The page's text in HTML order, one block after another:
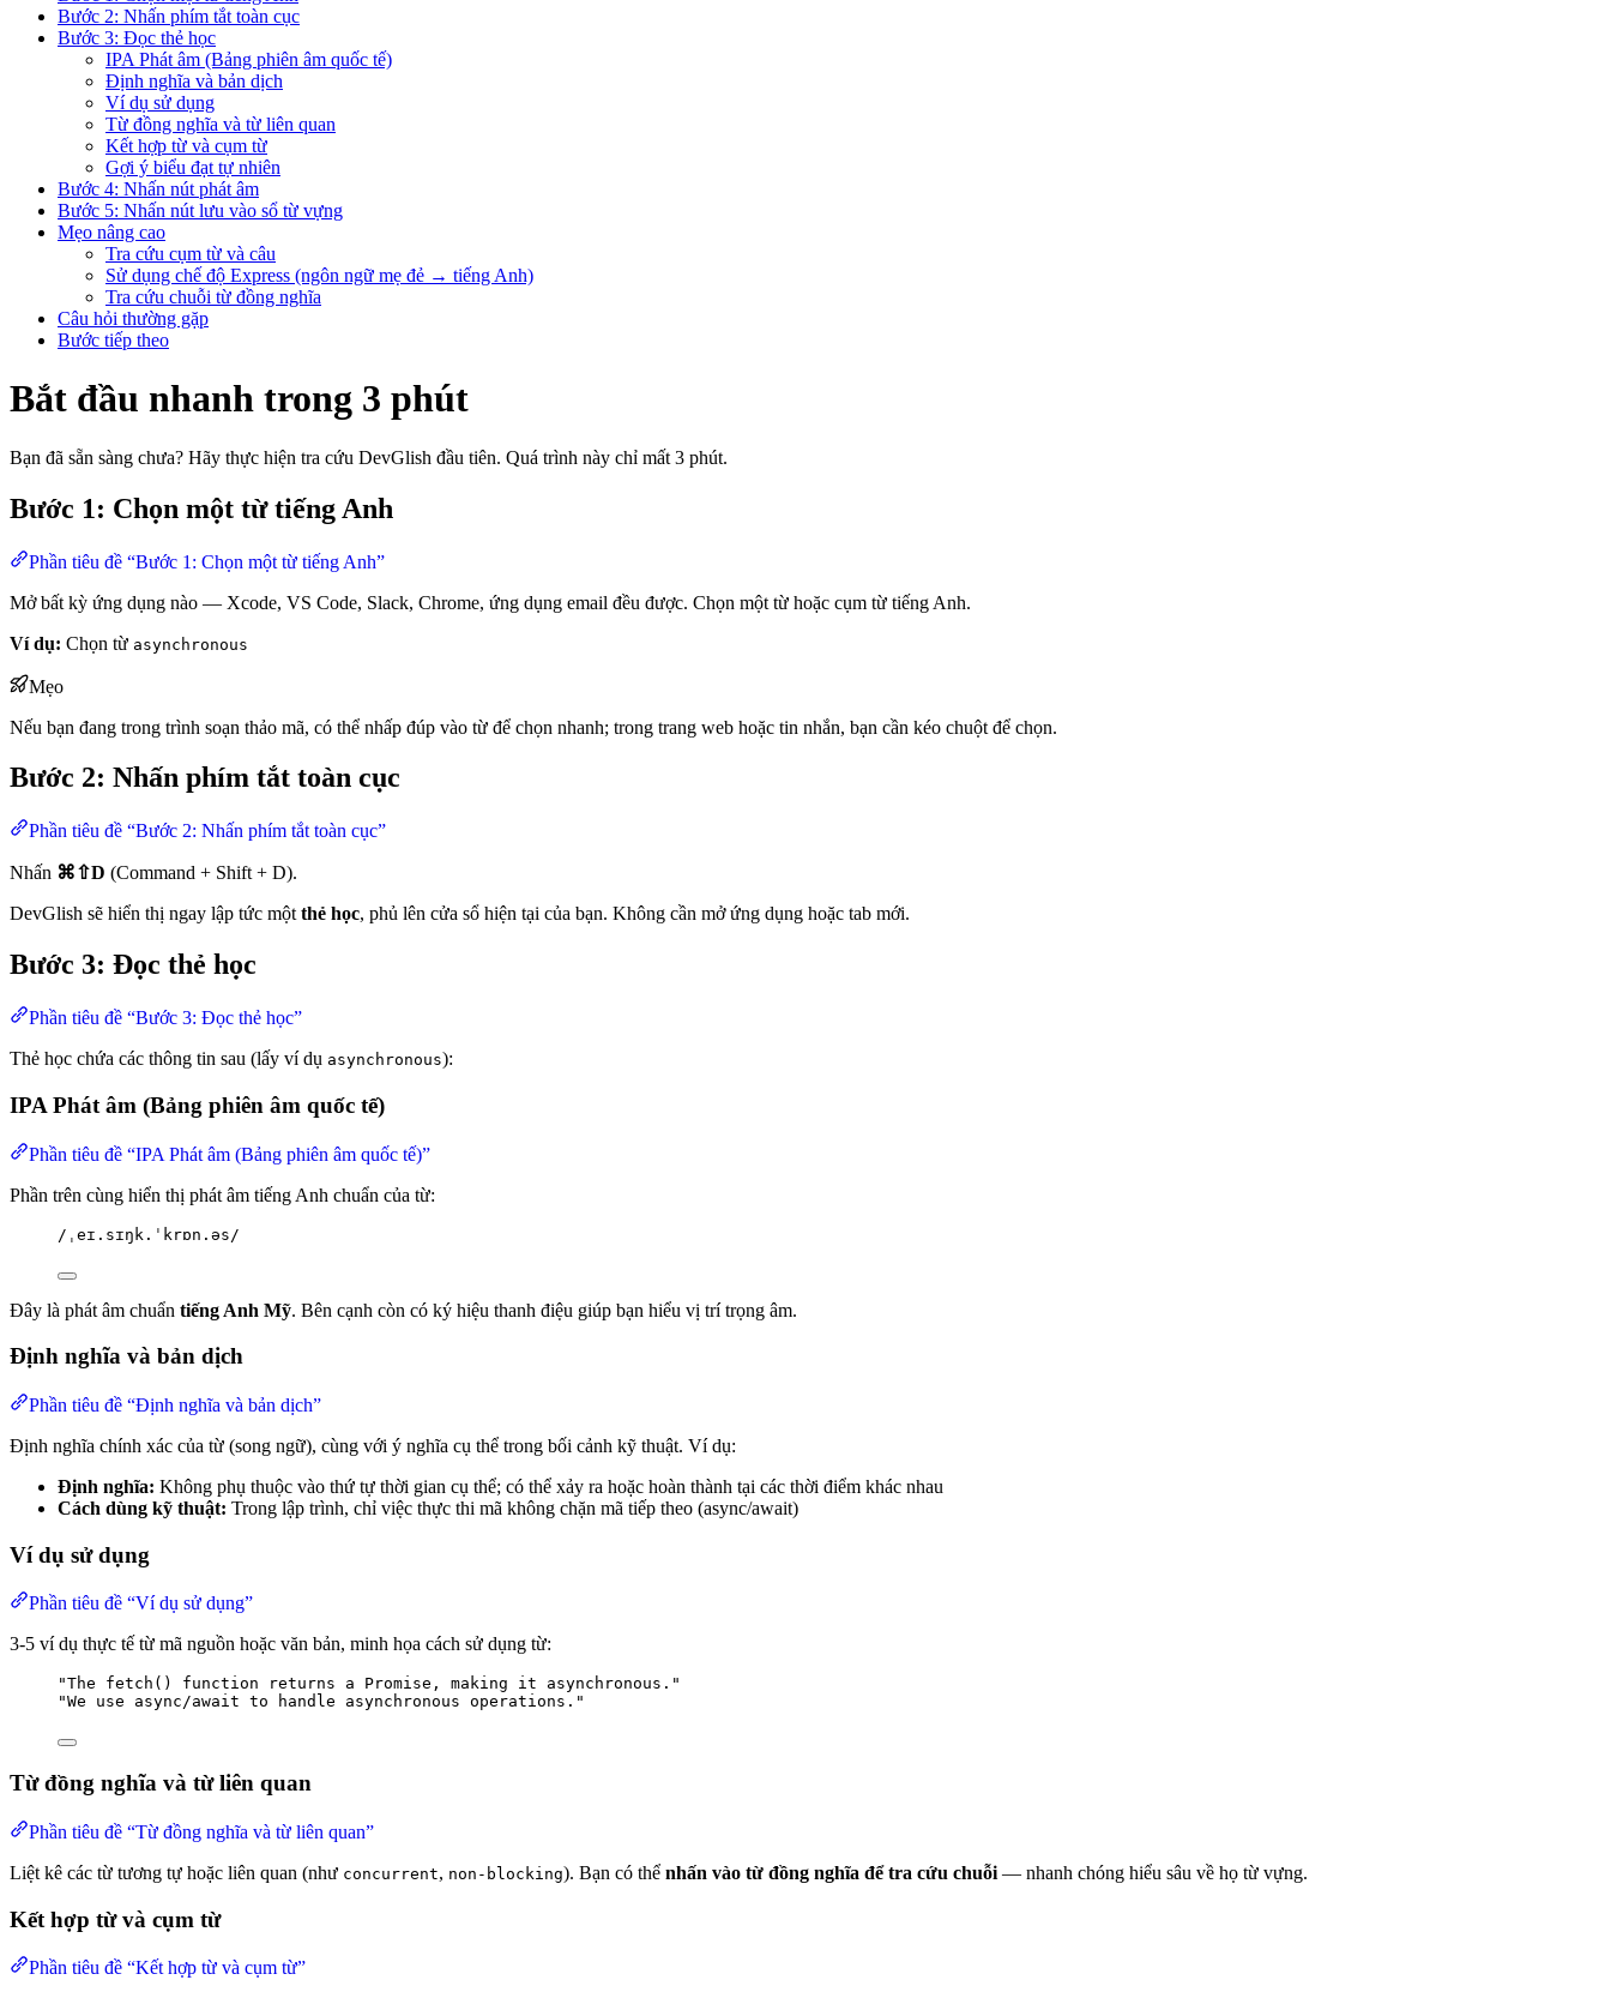
Bước 2: Nhấn phím tắt toàn cục
Bước 3: Đọc thẻ học
IPA Phát âm (Bảng phiên âm quốc tế)
Định nghĩa và bản dịch
Ví dụ sử dụng
Từ đồng nghĩa và từ liên quan
Kết hợp từ và cụm từ
Gợi ý biểu đạt tự nhiên
Bước 4: Nhấn nút phát âm
Bước 5: Nhấn nút lưu vào sổ từ vựng
Mẹo nâng cao
Tra cứu cụm từ và câu
Sử dụng chế độ Express (ngôn ngữ mẹ đẻ → tiếng Anh)
Tra cứu chuỗi từ đồng nghĩa
Câu hỏi thường gặp
Bước tiếp theo
Bắt đầu nhanh trong 3 phút
Bạn đã sẵn sàng chưa? Hãy thực hiện tra cứu DevGlish đầu tiên. Quá trình này chỉ mất 3 phút.
Bước 1: Chọn một từ tiếng Anh
Phần tiêu đề “Bước 1: Chọn một từ tiếng Anh”
Mở bất kỳ ứng dụng nào — Xcode, VS Code, Slack, Chrome, ứng dụng email đều được. Chọn một từ hoặc cụm từ tiếng Anh.
Ví dụ: Chọn từ asynchronous
Mẹo
Nếu bạn đang trong trình soạn thảo mã, có thể nhấp đúp vào từ để chọn nhanh; trong trang web hoặc tin nhắn, bạn cần kéo chuột để chọn.
Bước 2: Nhấn phím tắt toàn cục
Phần tiêu đề “Bước 2: Nhấn phím tắt toàn cục”
Nhấn ⌘⇧D (Command + Shift + D).
DevGlish sẽ hiển thị ngay lập tức một thẻ học, phủ lên cửa sổ hiện tại của bạn. Không cần mở ứng dụng hoặc tab mới.
Bước 3: Đọc thẻ học
Phần tiêu đề “Bước 3: Đọc thẻ học”
Thẻ học chứa các thông tin sau (lấy ví dụ asynchronous):
IPA Phát âm (Bảng phiên âm quốc tế)
Phần tiêu đề “IPA Phát âm (Bảng phiên âm quốc tế)”
Phần trên cùng hiển thị phát âm tiếng Anh chuẩn của từ:
/ˌeɪ.sɪŋk.ˈkrɒn.əs/
Đây là phát âm chuẩn tiếng Anh Mỹ. Bên cạnh còn có ký hiệu thanh điệu giúp bạn hiểu vị trí trọng âm.
Định nghĩa và bản dịch
Phần tiêu đề “Định nghĩa và bản dịch”
Định nghĩa chính xác của từ (song ngữ), cùng với ý nghĩa cụ thể trong bối cảnh kỹ thuật. Ví dụ:
Định nghĩa: Không phụ thuộc vào thứ tự thời gian cụ thể; có thể xảy ra hoặc hoàn thành tại các thời điểm khác nhau
Cách dùng kỹ thuật: Trong lập trình, chỉ việc thực thi mã không chặn mã tiếp theo (async/await)
Ví dụ sử dụng
Phần tiêu đề “Ví dụ sử dụng”
3-5 ví dụ thực tế từ mã nguồn hoặc văn bản, minh họa cách sử dụng từ:
"The fetch() function returns a Promise, making it asynchronous."
"We use async/await to handle asynchronous operations."
Từ đồng nghĩa và từ liên quan
Phần tiêu đề “Từ đồng nghĩa và từ liên quan”
Liệt kê các từ tương tự hoặc liên quan (như concurrent, non-blocking). Bạn có thể nhấn vào từ đồng nghĩa để tra cứu chuỗi — nhanh chóng hiểu sâu về họ từ vựng.
Kết hợp từ và cụm từ
Phần tiêu đề “Kết hợp từ và cụm từ”